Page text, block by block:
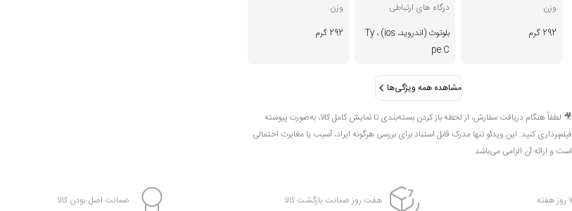
وزن
292 گرم
درگاه های ارتباطی
بلوتوث (اندروید، ios) ، Ty
pe C
وزن
292 گرم
مشاهده همه ویژگی‌ها
🎥 لطفاً هنگام دریافت سفارش، از لحظه باز کردن بسته‌بندی تا نمایش کامل کالا، به‌صورت پیوسته
فیلم‌برداری کنید. این ویدئو تنها مدرک قابل استناد برای بررسی هرگونه ایراد، آسیب یا مغایرت احتمالی
است و ارائه آن الزامی می‌باشد.
هفت روز ضمانت بازگشت کالا ضمانت اصل بودن کالا